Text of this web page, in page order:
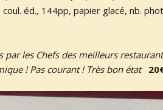
éd., 144pp, papier glacé, nb.
par les Chefs des meilleurs
! Pas courant ! Très bon état